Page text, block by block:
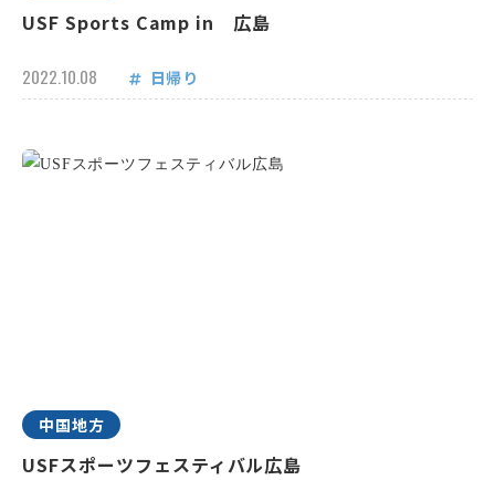
USF Sports Camp in 広島
2022.10.08 日帰り
中国地方
USFスポーツフェスティバル広島